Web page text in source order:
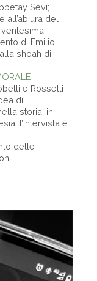
Sevi;
all’abiura del
di Emilio
shoah di
e Rosselli
di
storia; in
l’intervista è
delle